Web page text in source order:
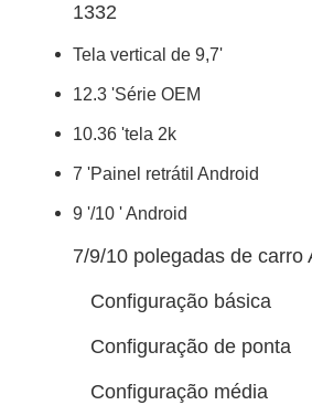
1332
Tela vertical de 9,7'
12.3 'Série OEM
10.36 'tela 2k
7 'Painel retrátil Android
9 '/10 ' Android
Configuração básica
Configuração de ponta
Configuração média